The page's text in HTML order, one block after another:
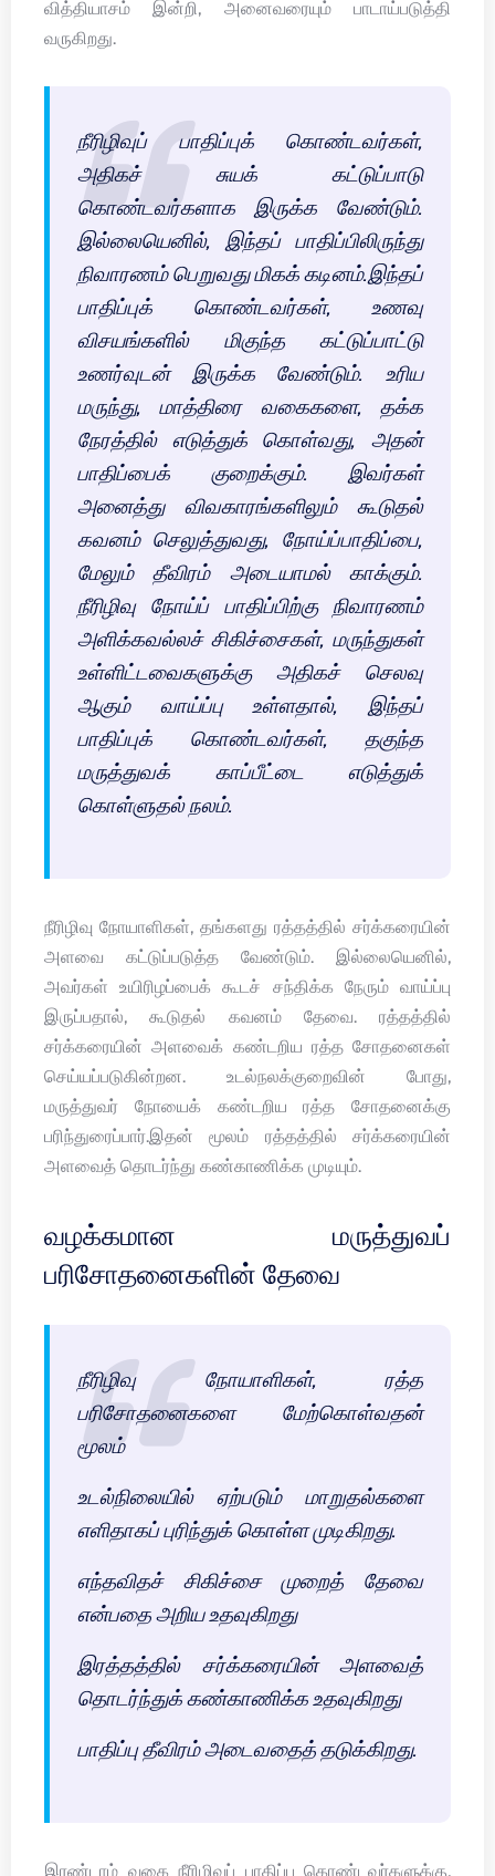
வித்தியாசம் இன்றி, அனைவரையும் பாடாய்படுத்தி
வருகிறது.
நீரிழிவுப் பாதிப்புக் கொண்டவர்கள்,
அதிகச் சுயக் கட்டுப்பாடு
கொண்டவர்களாக இருக்க வேண்டும்.
இல்லையெனில், இந்தப் பாதிப்பிலிருந்து
நிவாரணம் பெறுவது மிகக் கடினம்.இந்தப்
பாதிப்புக் கொண்டவர்கள், உணவு
விசயங்களில் மிகுந்த கட்டுப்பாட்டு
உணர்வுடன் இருக்க வேண்டும். உரிய
மருந்து, மாத்திரை வகைகளை, தக்க
நேரத்தில் எடுத்துக் கொள்வது, அதன்
பாதிப்பைக் குறைக்கும். இவர்கள்
அனைத்து விவகாரங்களிலும் கூடுதல்
கவனம் செலுத்துவது, நோய்ப்பாதிப்பை,
மேலும் தீவிரம் அடையாமல் காக்கும்.
நீரிழிவு நோய்ப் பாதிப்பிற்கு நிவாரணம்
அளிக்கவல்லச் சிகிச்சைகள், மருந்துகள்
உள்ளிட்டவைகளுக்கு அதிகச் செலவு
ஆகும் வாய்ப்பு உள்ளதால், இந்தப்
பாதிப்புக் கொண்டவர்கள், தகுந்த
மருத்துவக் காப்பீட்டை எடுத்துக்
கொள்ளுதல் நலம்.
நீரிழிவு நோயாளிகள், தங்களது ரத்தத்தில் சர்க்கரையின்
அளவை கட்டுப்படுத்த வேண்டும். இல்லையெனில்,
அவர்கள் உயிரிழப்பைக் கூடச் சந்திக்க நேரும் வாய்ப்பு
இருப்பதால், கூடுதல் கவனம் தேவை. ரத்தத்தில்
சர்க்கரையின் அளவைக் கண்டறிய ரத்த சோதனைகள்
செய்யப்படுகின்றன. உடல்நலக்குறைவின் போது,
மருத்துவர் நோயைக் கண்டறிய ரத்த சோதனைக்கு
பரிந்துரைப்பார்.இதன் மூலம் ரத்தத்தில் சர்க்கரையின்
அளவைத் தொடர்ந்து கண்காணிக்க முடியும்.
வழக்கமான மருத்துவப்
பரிசோதனைகளின் தேவை
நீரிழிவு நோயாளிகள், ரத்த
பரிசோதனைகளை மேற்கொள்வதன்
மூலம்
உடல்நிலையில் ஏற்படும் மாறுதல்களை
எளிதாகப் புரிந்துக் கொள்ள முடிகிறது.
எந்தவிதச் சிகிச்சை முறைத் தேவை
என்பதை அறிய உதவுகிறது
இரத்தத்தில் சர்க்கரையின் அளவைத்
தொடர்ந்துக் கண்காணிக்க உதவுகிறது
பாதிப்பு தீவிரம் அடைவதைத் தடுக்கிறது.
இரண்டாம் வகை நீரிழிவுப் பாதிப்பு கொண்டவர்களுக்கு,